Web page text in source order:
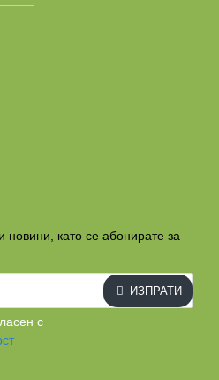
новини, като се абонирате за
ИЗПРАТИ
с